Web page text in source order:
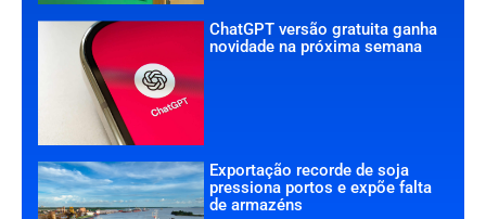
ChatGPT versão gratuita ganha
novidade na próxima semana
Exportação recorde de soja
pressiona portos e expõe falta
de armazéns